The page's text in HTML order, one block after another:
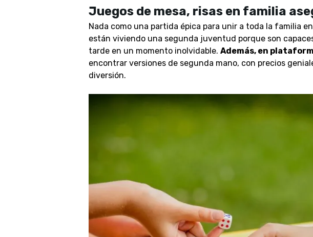
Juegos de mesa, risas en familia
Nada como una partida épica para unir a toda la familia
están viviendo una segunda juventud porque son
tarde en un momento inolvidable. Además, en
encontrar versiones de segunda mano, con precios
diversión.